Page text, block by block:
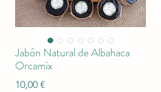
Jabón Natural de Albahaca
Orcamix
10,00 €Precio